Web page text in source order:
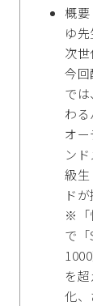
概
ゆ
次世
今回
で
わ
オ
ン
級生
ド
※「
で
を
化